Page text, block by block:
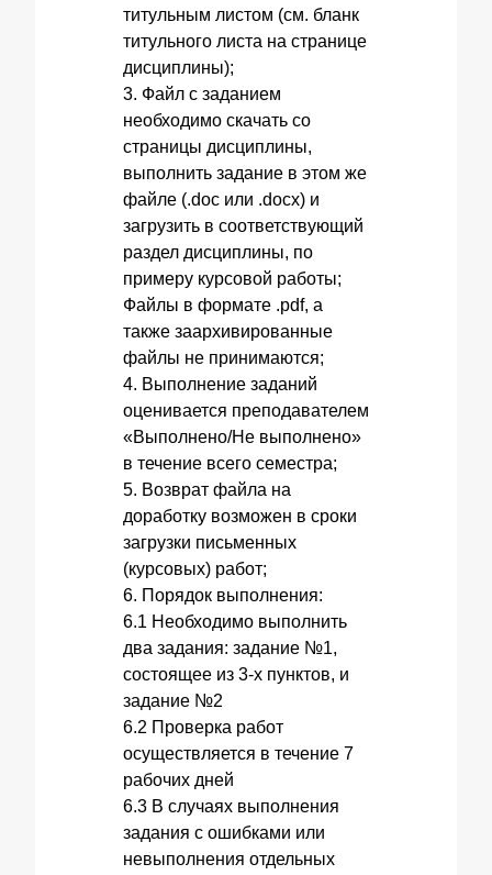
титульным листом (см. бланк
титульного листа на странице
дисциплины);
3. Файл с заданием
необходимо скачать со
страницы дисциплины,
выполнить задание в этом же
файле (.doc или .docx) и
загрузить в соответствующий
раздел дисциплины, по
примеру курсовой работы;
Файлы в формате .pdf, а
также заархивированные
файлы не принимаются;
4. Выполнение заданий
оценивается преподавателем
«Выполнено/Не выполнено»
в течение всего семестра;
5. Возврат файла на
доработку возможен в сроки
загрузки письменных
(курсовых) работ;
6. Порядок выполнения:
6.1 Необходимо выполнить
два задания: задание №1,
состоящее из 3-х пунктов, и
задание №2
6.2 Проверка работ
осуществляется в течение 7
рабочих дней
6.3 В случаях выполнения
задания с ошибками или
невыполнения отдельных